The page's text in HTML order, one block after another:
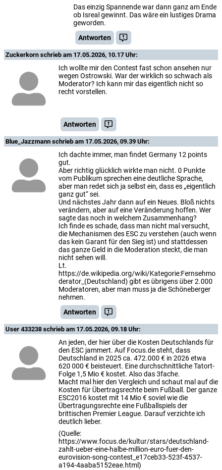
Das einzig Spannende war dann ganz am Ende
ob Isreal gewinnt. Das wäre ein lustiges Drama
geworden.
Antworten
Zuckerkorn schrieb am 17.05.2026, 10.17 Uhr:
Ich wollte mir den Contest fast schon ansehen nur
wegen Ostrowski. War der wirklich so schwach als
Moderator? Ich kann mir das eigentlich nicht so
recht vorstellen.
Antworten
Blue_Jazzmann schrieb am 17.05.2026, 09.39 Uhr:
Ich dachte immer, man findet Germany 12 points
gut.
Aber richtig glücklich wirkte man nicht. 0 Punkte
vom Publikum sprechen eine deutliche Sprache,
aber man redet sich ja selbst ein, dass es „eigentlich
ganz gut“ sei.
Und nächstes Jahr dann auf ein Neues. Bloß nichts
verändern, aber auf eine Veränderung hoffen. Wer
sagte das noch in welchem Zusammenhang?
Ich finde es schade, dass man nicht mal versucht,
die Mechanismen des ESC zu verstehen (auch wenn
das kein Garant für den Sieg ist) und stattdessen
das ganze Geld in die Moderation steckt, die man
nicht sehen will.
Lt.
https://de.wikipedia.org/wiki/Kategorie:Fernsehmo
derator_(Deutschland) gibt es übrigens über 2.000
Moderatoren, aber man muss ja die Schöneberger
nehmen.
Antworten
User 433238 schrieb am 17.05.2026, 09.18 Uhr:
An jeden, der hier über die Kosten Deutschlands für
den ESC jammert. Auf Focus.de steht, dass
Deutschland in 2025 ca. 472.000 € in 2026 etwa
620 000 € beisteuert. Eine durchschnittliche Tatort-
Folge 1,5 Mio € kostet. Also das 3fache.
Macht mal hier den Vergleich und schaut mal auf die
Kosten für Übertragsrechte beim Fußball. Der ganze
ESC2016 kostet mit 14 Mio € soviel wie die
Übertragungsrechte eine Fußballspiels der
brittischen Premier League. Darauf verzichte ich
deutlich lieber.
(Quelle:
https://www.focus.de/kultur/stars/deutschland-
zahlt-ueber-eine-halbe-million-euro-fuer-den-
eurovision-song-contest_e17ceb33-523f-4537-
a194-4aaba5152eae.html)